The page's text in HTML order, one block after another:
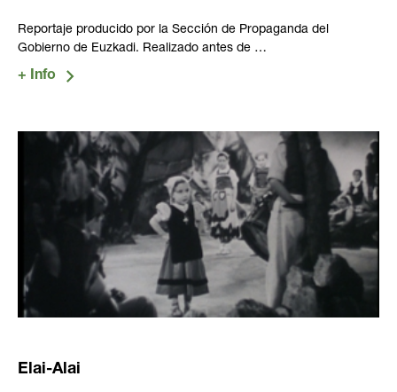
Reportaje producido por la Sección de Propaganda del
Gobierno de Euzkadi. Realizado antes de …
Elai-Alai